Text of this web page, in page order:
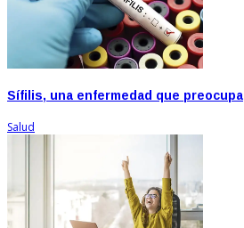
Sífilis, una enfermedad que preocupa
Salud